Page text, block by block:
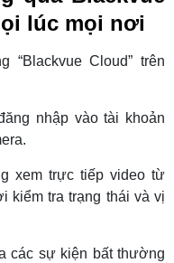
lúc mọi nơi
Cloud” trên
nhập vào tài khoản
xem trực tiếp video từ
kiểm tra trạng thái và vị
các sự kiện bất thường